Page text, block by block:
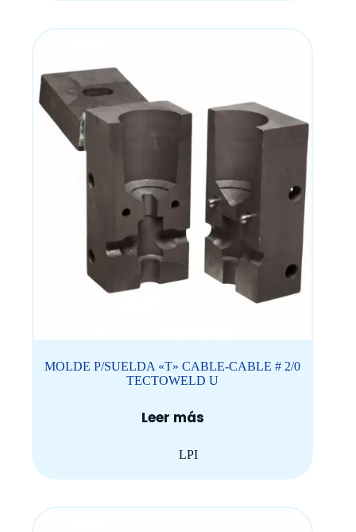
MOLDE P/SUELDA «T» CABLE-CABLE # 2/0
TECTOWELD U
Leer más
LPI